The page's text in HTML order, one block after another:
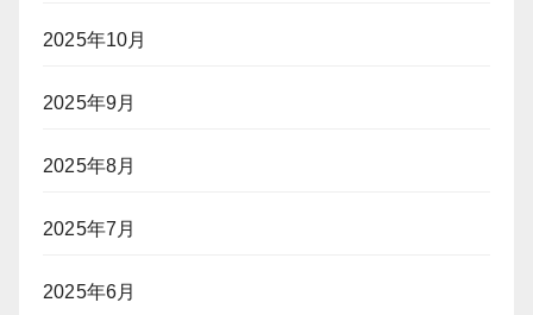
2025年10月
2025年9月
2025年8月
2025年7月
2025年6月